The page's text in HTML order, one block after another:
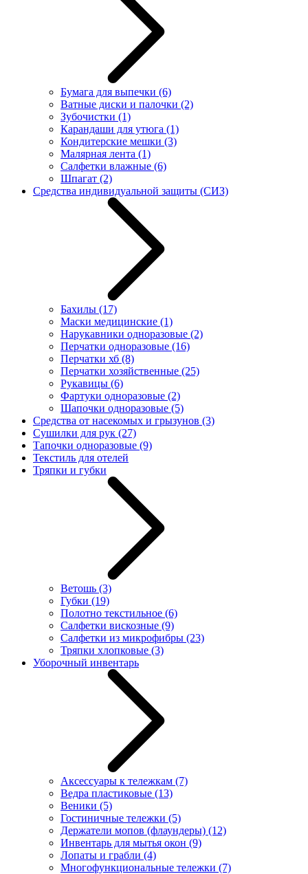
Бумага для выпечки (6)
Ватные диски и палочки (2)
Зубочистки (1)
Карандаши для утюга (1)
Кондитерские мешки (3)
Малярная лента (1)
Салфетки влажные (6)
Шпагат (2)
Средства индивидуальной защиты (СИЗ)
Бахилы (17)
Маски медицинские (1)
Нарукавники одноразовые (2)
Перчатки одноразовые (16)
Перчатки хб (8)
Перчатки хозяйственные (25)
Рукавицы (6)
Фартуки одноразовые (2)
Шапочки одноразовые (5)
Средства от насекомых и грызунов (3)
Сушилки для рук (27)
Тапочки одноразовые (9)
Текстиль для отелей
Тряпки и губки
Ветошь (3)
Губки (19)
Полотно текстильное (6)
Салфетки вискозные (9)
Салфетки из микрофибры (23)
Тряпки хлопковые (3)
Уборочный инвентарь
Аксессуары к тележкам (7)
Ведра пластиковые (13)
Веники (5)
Гостиничные тележки (5)
Держатели мопов (флаундеры) (12)
Инвентарь для мытья окон (9)
Лопаты и грабли (4)
Многофункциональные тележки (7)